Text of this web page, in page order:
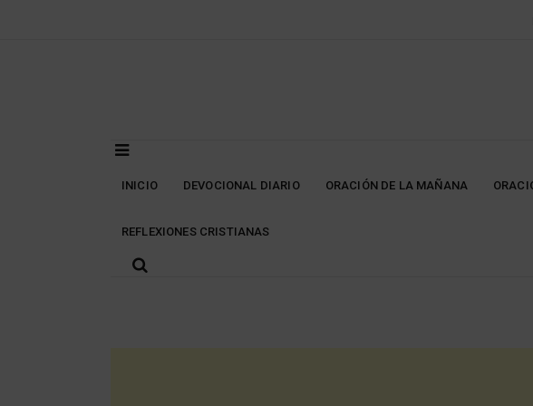
INICIO DEVOCIONAL DIARIO ORACIÓN DE LA MAÑANA
REFLEXIONES CRISTIANAS